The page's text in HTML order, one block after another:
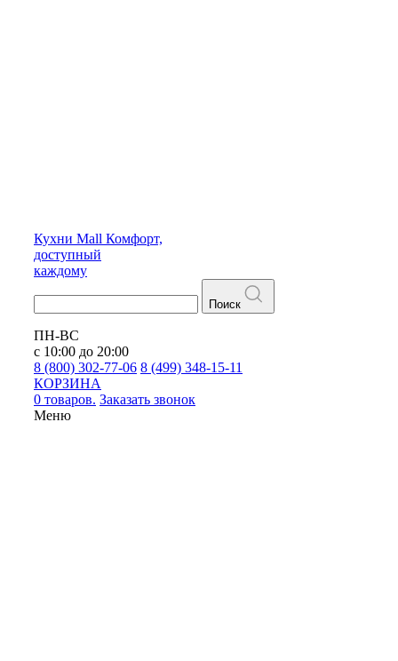
Кухни Mall Комфорт,
доступный
каждому
Поиск
ПН-ВС
с 10:00 до 20:00
8 (800) 302-77-06 8 (499) 348-15-11
КОРЗИНА
0 товаров. Заказать звонок
Меню